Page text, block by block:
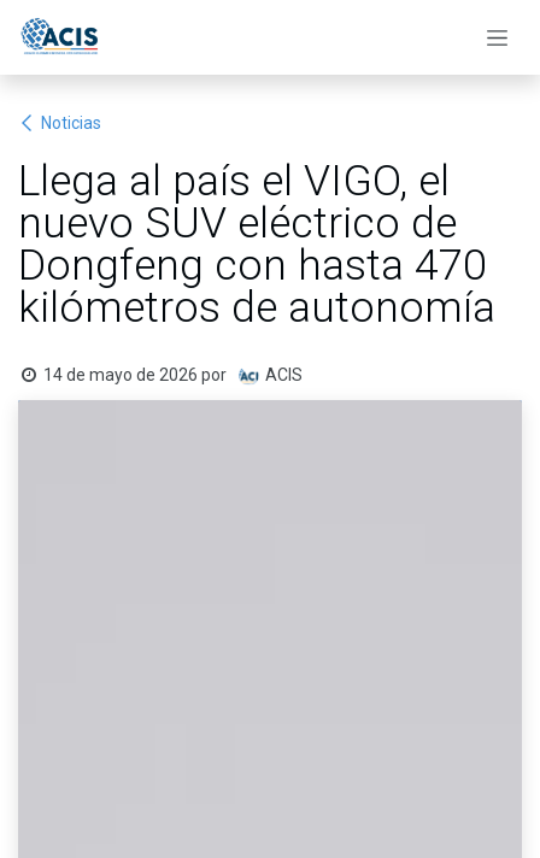
Noticias
Llega al país el VIGO, el
nuevo SUV eléctrico de
Dongfeng con hasta 470
kilómetros de autonomía​
14 de mayo de 2026 por ACIS